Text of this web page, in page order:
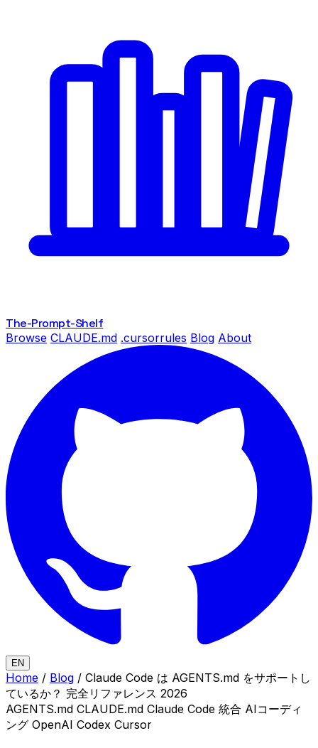
The-Prompt-Shelf
Browse CLAUDE.md .cursorrules Blog About
EN
Home / Blog / Claude Code は AGENTS.md をサポートし
ているか？ 完全リファレンス 2026
AGENTS.md CLAUDE.md Claude Code 統合 AIコーディ
ング OpenAI Codex Cursor